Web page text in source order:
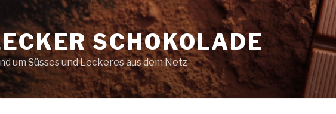
SCHOKOLADE
um Süsses und Leckeres aus dem Netz